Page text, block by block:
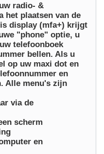
radio- &
het plaatsen van de
display (mfa+) krijgt
"phone" optie, u
telefoonboek
bellen. Als u
op uw maxi dot en
en
Alle menu's zijn
via de
scherm
en